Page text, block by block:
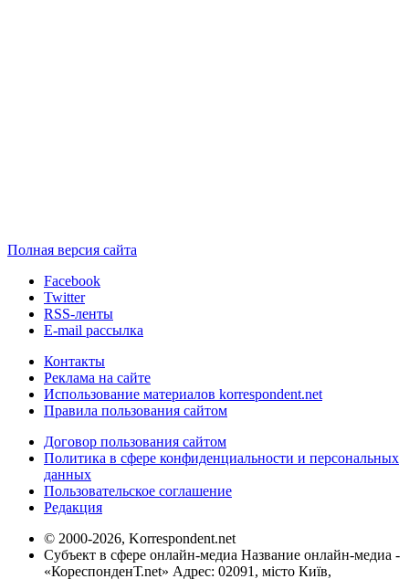
Полная версия сайта
Facebook
Twitter
RSS-ленты
E-mail рассылка
Контакты
Реклама на сайте
Использование материалов korrespondent.net
Правила пользования сайтом
Договор пользования сайтом
Политика в сфере конфиденциальности и персональных
данных
Пользовательское соглашение
Редакция
© 2000-2026, Korrespondent.net
Субъект в сфере онлайн-медиа Название онлайн-медиа -
«КореспонденТ.net» Адрес: 02091, місто Київ,